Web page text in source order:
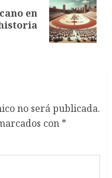
en
no será publicada.
con *